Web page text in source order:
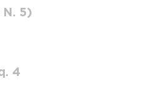
N. 5)
4